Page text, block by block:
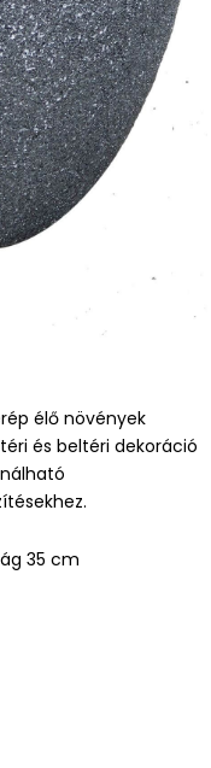
élő növények
és beltéri dekoráció
35 cm